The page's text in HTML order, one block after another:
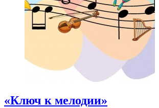
«Ключ к мелодии»